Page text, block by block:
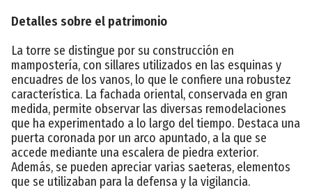
Detalles sobre el patrimonio
La torre se distingue por su construcción en
mampostería, con sillares utilizados en las esquinas y
encuadres de los vanos, lo que le confiere una robustez
característica. La fachada oriental, conservada en gran
medida, permite observar las diversas remodelaciones
que ha experimentado a lo largo del tiempo. Destaca una
puerta coronada por un arco apuntado, a la que se
accede mediante una escalera de piedra exterior.
Además, se pueden apreciar varias saeteras, elementos
que se utilizaban para la defensa y la vigilancia.